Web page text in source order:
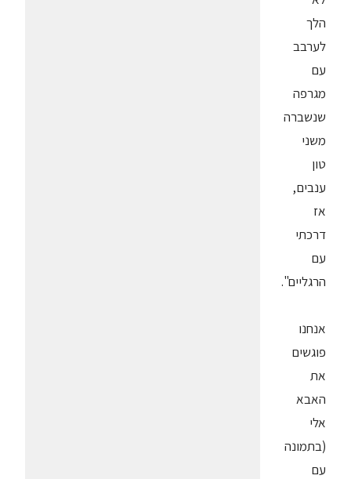
הלך
לערבב
עם
מגרפה
שנשברה
משני
טון
ענבים,
אז
דרכתי
עם
הרגליים".
אנחנו
פוגשים
את
האבא
אלי
(בתמונה
עם